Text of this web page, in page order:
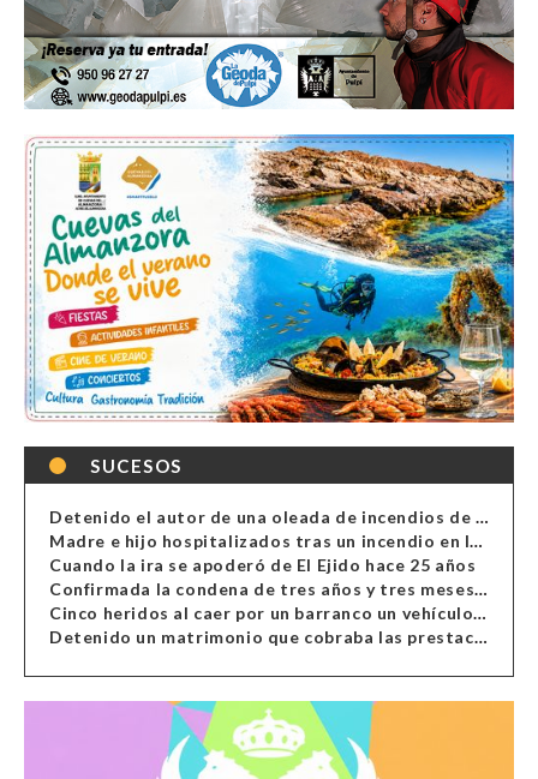
SUCESOS
Detenido el autor de una oleada de incendios de contenedores en Almería
Madre e hijo hospitalizados tras un incendio en la cocina de una vivienda en Almería
Cuando la ira se apoderó de El Ejido hace 25 años
Confirmada la condena de tres años y tres meses al hombre de Antas acusado de xenofobia
Cinco heridos al caer por un barranco un vehículo en Alcolea
Detenido un matrimonio que cobraba las prestaciones de ilegales en Almería, Granada, Málaga, Huelva y Murcia